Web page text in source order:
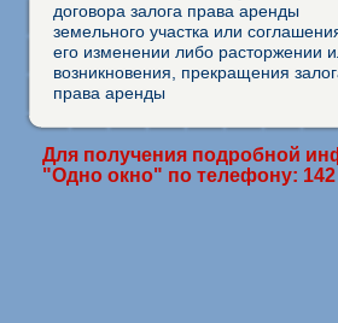
договора залога права аренды
земельного участка или
его изменении либо расторжении
возникновения, прекращения
права аренды
Для получения подробной
"Одно окно" по телефону: 142